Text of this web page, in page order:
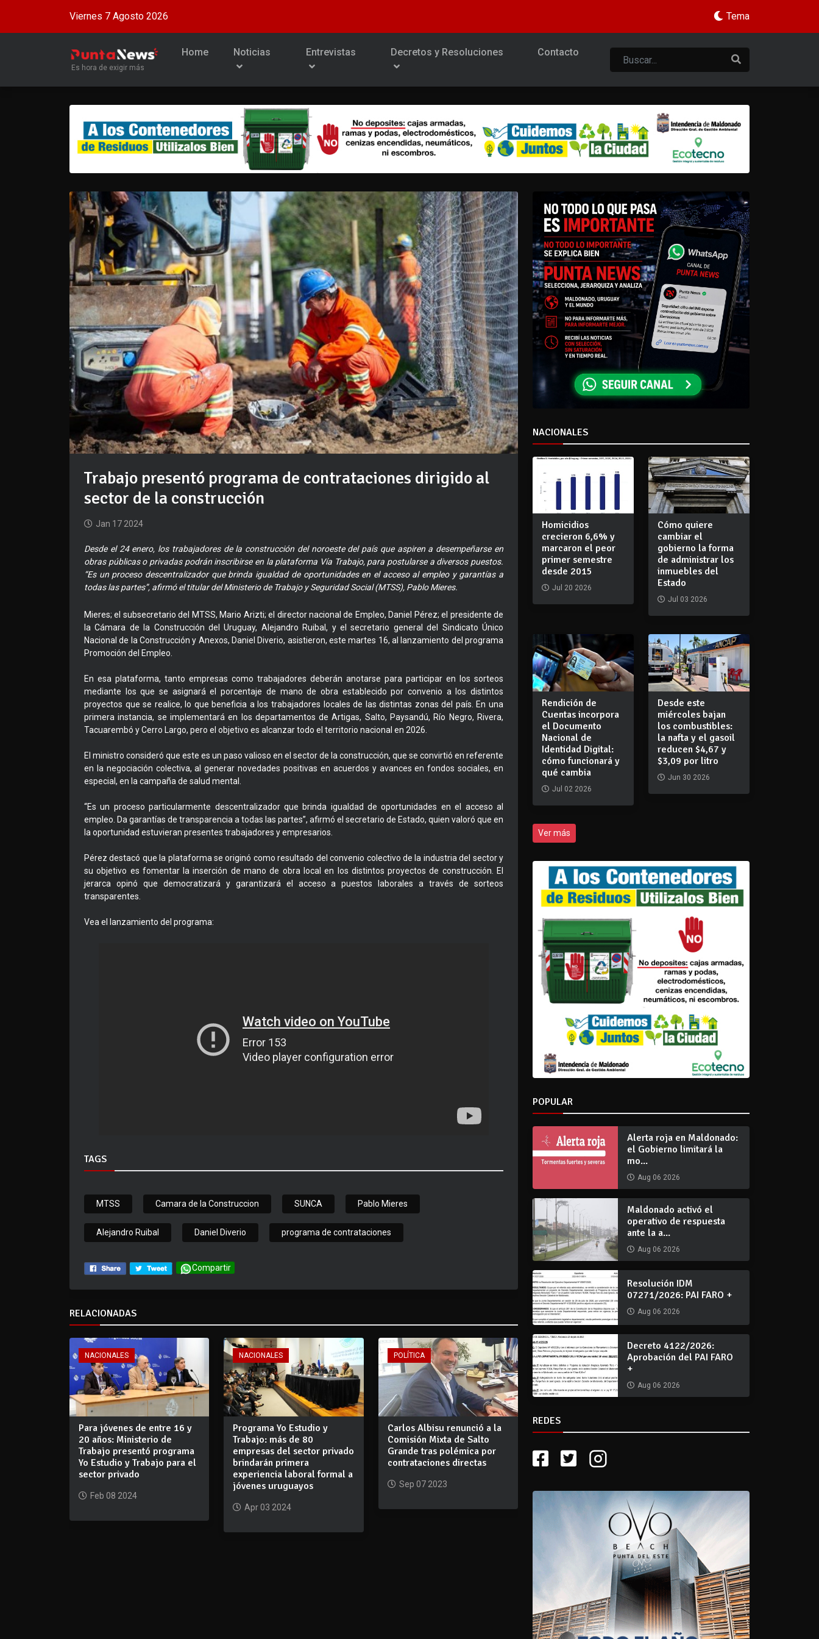
Viernes 7 Agosto 2026 Tema
Es hora de exigir más
Home Noticias Entrevistas Decretos y Resoluciones Contacto
Trabajo presentó programa de contrataciones dirigido al
sector de la construcción
Jan 17 2024
Desde el 24 enero, los trabajadores de la construcción del noroeste del país que aspiren a desempeñarse en
obras públicas o privadas podrán inscribirse en la plataforma Vía Trabajo, para postularse a diversos puestos.
“Es un proceso descentralizador que brinda igualdad de oportunidades en el acceso al empleo y garantías a
todas las partes”, afirmó el titular del Ministerio de Trabajo y Seguridad Social (MTSS), Pablo Mieres.
Mieres; el subsecretario del MTSS, Mario Arizti; el director nacional de Empleo, Daniel Pérez; el presidente de
la Cámara de la Construcción del Uruguay, Alejandro Ruibal, y el secretario general del Sindicato Único
Nacional de la Construcción y Anexos, Daniel Diverio, asistieron, este martes 16, al lanzamiento del programa
Promoción del Empleo.
En esa plataforma, tanto empresas como trabajadores deberán anotarse para participar en los sorteos
mediante los que se asignará el porcentaje de mano de obra establecido por convenio a los distintos
proyectos que se realice, lo que beneficia a los trabajadores locales de las distintas zonas del país. En una
primera instancia, se implementará en los departamentos de Artigas, Salto, Paysandú, Río Negro, Rivera,
Tacuarembó y Cerro Largo, pero el objetivo es alcanzar todo el territorio nacional en 2026.
El ministro consideró que este es un paso valioso en el sector de la construcción, que se convirtió en referente
en la negociación colectiva, al generar novedades positivas en acuerdos y avances en fondos sociales, en
especial, en la campaña de salud mental.
“Es un proceso particularmente descentralizador que brinda igualdad de oportunidades en el acceso al
empleo. Da garantías de transparencia a todas las partes”, afirmó el secretario de Estado, quien valoró que en
la oportunidad estuvieran presentes trabajadores y empresarios.
Pérez destacó que la plataforma se originó como resultado del convenio colectivo de la industria del sector y
su objetivo es fomentar la inserción de mano de obra local en los distintos proyectos de construcción. El
jerarca opinó que democratizará y garantizará el acceso a puestos laborales a través de sorteos
transparentes.
Vea el lanzamiento del programa:
TAGS
MTSS Camara de la Construccion SUNCA Pablo Mieres
Alejandro Ruibal Daniel Diverio programa de contrataciones
Compartir
RELACIONADAS
NACIONALES
Para jóvenes de entre 16 y
20 años: Ministerio de
Trabajo presentó programa
Yo Estudio y Trabajo para el
sector privado
Feb 08 2024
NACIONALES
Programa Yo Estudio y
Trabajo: más de 80
empresas del sector privado
brindarán primera
experiencia laboral formal a
jóvenes uruguayos
Apr 03 2024
POLÍTICA
Carlos Albisu renunció a la
Comisión Mixta de Salto
Grande tras polémica por
contrataciones directas
Sep 07 2023
NACIONALES
Homicidios
crecieron 6,6% y
marcaron el peor
primer semestre
desde 2015
Jul 20 2026
Cómo quiere
cambiar el
gobierno la forma
de administrar los
inmuebles del
Estado
Jul 03 2026
Rendición de
Cuentas incorpora
el Documento
Nacional de
Identidad Digital:
cómo funcionará y
qué cambia
Jul 02 2026
Desde este
miércoles bajan
los combustibles:
la nafta y el gasoil
reducen $4,67 y
$3,09 por litro
Jun 30 2026
Ver más
POPULAR
Alerta roja en Maldonado:
el Gobierno limitará la
mo...
Aug 06 2026
Maldonado activó el
operativo de respuesta
ante la a...
Aug 06 2026
Resolución IDM
07271/2026: PAI FARO +
Aug 06 2026
Decreto 4122/2026:
Aprobación del PAI FARO
+
Aug 06 2026
REDES